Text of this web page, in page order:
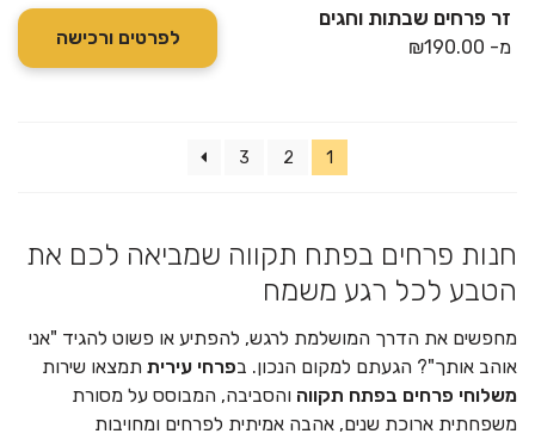
זר פרחים שבתות וחגים
מ- ₪190.00 לפרטים ורכישה
1
2
3
חנות פרחים בפתח תקווה שמביאה לכם את
הטבע לכל רגע משמח
מחפשים את הדרך המושלמת לרגש, להפתיע או פשוט להגיד "אני
אוהב אותך"? הגעתם למקום הנכון. בפרחי עירית תמצאו שירות
משלוחי פרחים בפתח תקווה והסביבה, המבוסס על מסורת
משפחתית ארוכת שנים, אהבה אמיתית לפרחים ומחויבות